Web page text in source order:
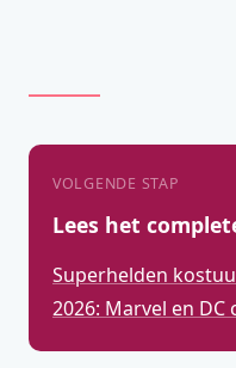
VOLGENDE STAP
Lees het
Superhelden
2026: Marvel en